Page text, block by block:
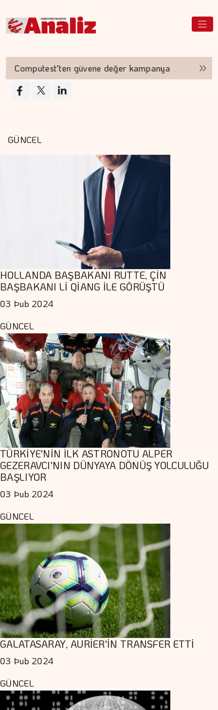
güvene değer kampanya Akyurt'tan
GÜNCEL
HOLLANDA BAŞBAKANI RUTTE, ÇİN
BAŞBAKANI Lİ QİANG İLE GÖRÜŞTÜ
03 Þub 2024
GÜNCEL
TÜRKİYE'NİN İLK ASTRONOTU ALPER
GEZERAVCI'NIN DÜNYAYA DÖNÜŞ YOLCULUĞU
BAŞLIYOR
03 Þub 2024
GÜNCEL
GALATASARAY, AURİER'İN TRANSFER ETTİ
03 Þub 2024
GÜNCEL